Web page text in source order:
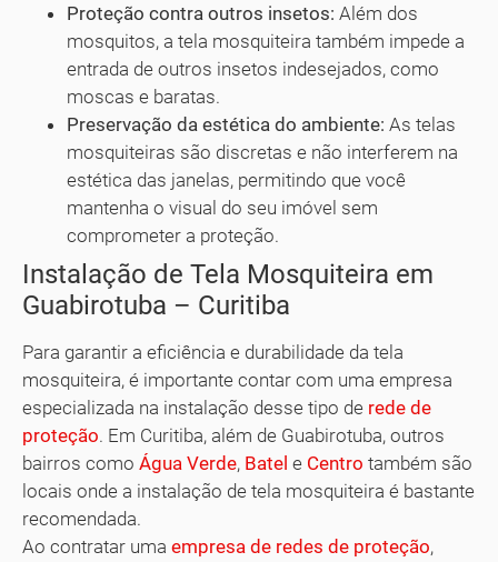
Proteção contra outros insetos: Além dos
mosquitos, a tela mosquiteira também impede a
entrada de outros insetos indesejados, como
moscas e baratas.
Preservação da estética do ambiente: As telas
mosquiteiras são discretas e não interferem na
estética das janelas, permitindo que você
mantenha o visual do seu imóvel sem
comprometer a proteção.
Instalação de Tela Mosquiteira em
Guabirotuba – Curitiba
Para garantir a eficiência e durabilidade da tela
mosquiteira, é importante contar com uma empresa
especializada na instalação desse tipo de rede de
proteção. Em Curitiba, além de Guabirotuba, outros
bairros como Água Verde, Batel e Centro também são
locais onde a instalação de tela mosquiteira é bastante
recomendada.
Ao contratar uma empresa de redes de proteção,